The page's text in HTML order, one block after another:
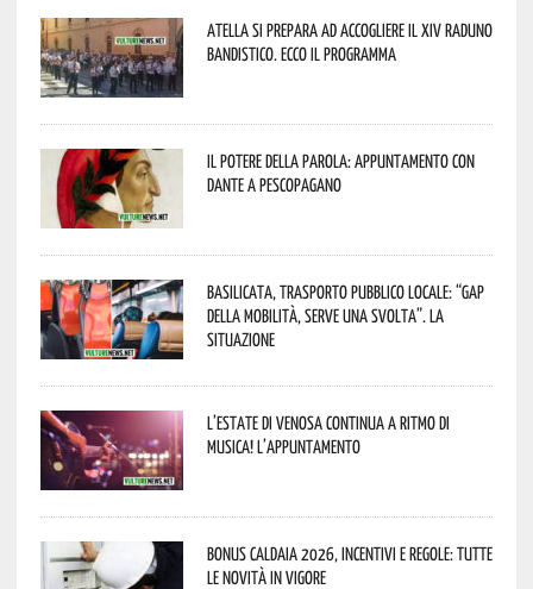
Atella si prepara ad accogliere il XIV Raduno
Bandistico. Ecco il programma
Il Potere della parola: appuntamento con
Dante a Pescopagano
Basilicata, trasporto pubblico locale: “Gap
della mobilità, serve una svolta”. La
situazione
L’estate di Venosa continua a ritmo di
musica! L’appuntamento
Bonus caldaia 2026, incentivi e regole: tutte
le novità in vigore